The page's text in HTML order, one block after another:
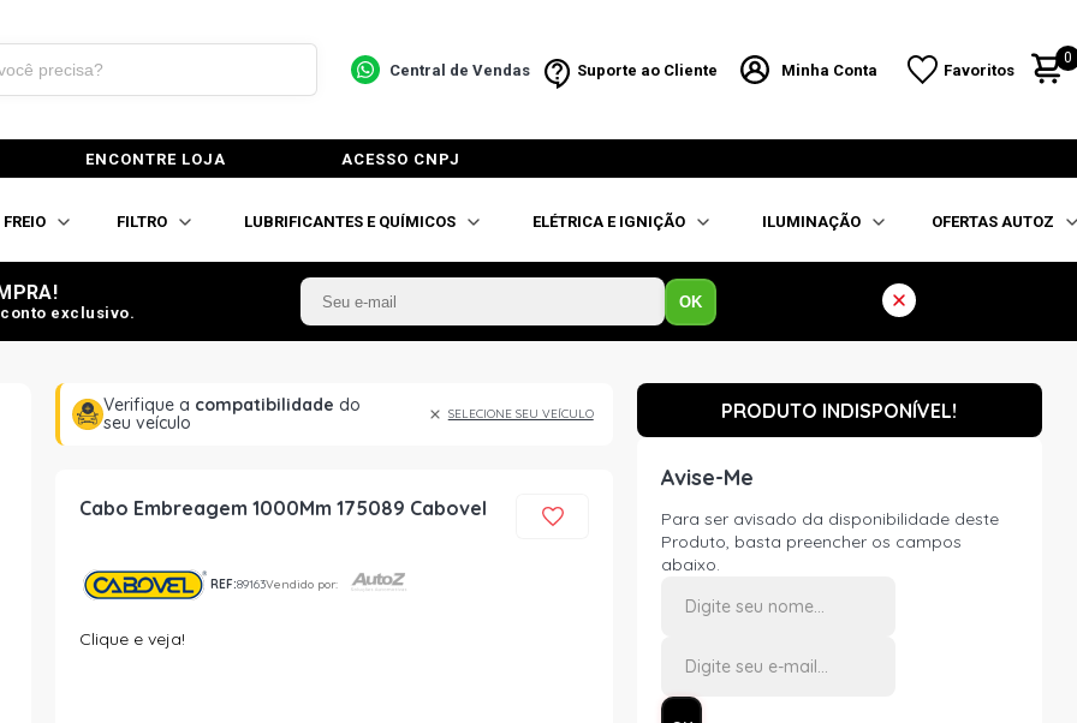
Central de Vendas Suporte ao Cliente Minha Conta Favoritos
0
ENCONTRE LOJA ACESSO CNPJ
FREIO FILTRO LUBRIFICANTES E QUÍMICOS ELÉTRICA E IGNIÇÃO ILUMINAÇÃO OFERTAS AUTOZ
exclusivo.
OK
Verifique a compatibilidade do
seu veículo
SELECIONE SEU VEÍCULO
Cabo Embreagem 1000Mm 175089 Cabovel
REF:89163Vendido por:
Clique e veja!
PRODUTO INDISPONÍVEL!
Avise-Me
Para ser avisado da disponibilidade deste
Produto, basta preencher os campos
abaixo.